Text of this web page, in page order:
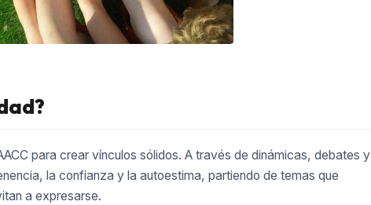
para crear vínculos sólidos. A través de dinámicas, debates y
la confianza y la autoestima, partiendo de temas que
a expresarse.